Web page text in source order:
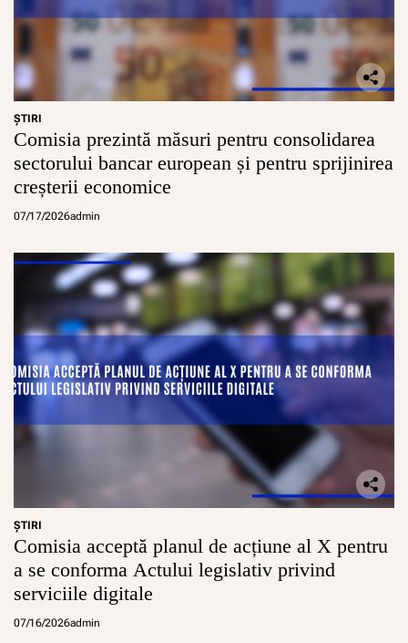
ŞTIRI
Comisia prezintă măsuri pentru consolidarea
sectorului bancar european și pentru sprijinirea
creșterii economice
07/17/2026admin
ŞTIRI
Comisia acceptă planul de acțiune al X pentru
a se conforma Actului legislativ privind
serviciile digitale
07/16/2026admin